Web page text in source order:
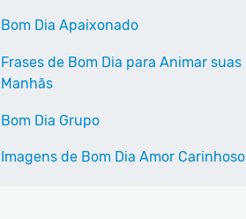
Bom Dia Apaixonado
Frases de Bom Dia para Animar suas
Manhãs
Bom Dia Grupo
Imagens de Bom Dia Amor Carinhoso